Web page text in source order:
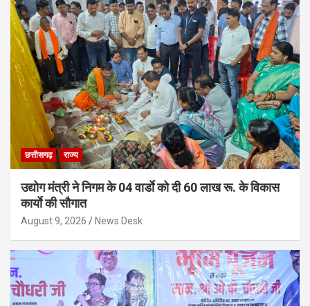
छत्तीसगढ़ राज्य
उद्योग मंत्री ने निगम के 04 वार्डाे को दी 60 लाख रू. के विकास
कार्याे की सौगात
August 9, 2026 News Desk